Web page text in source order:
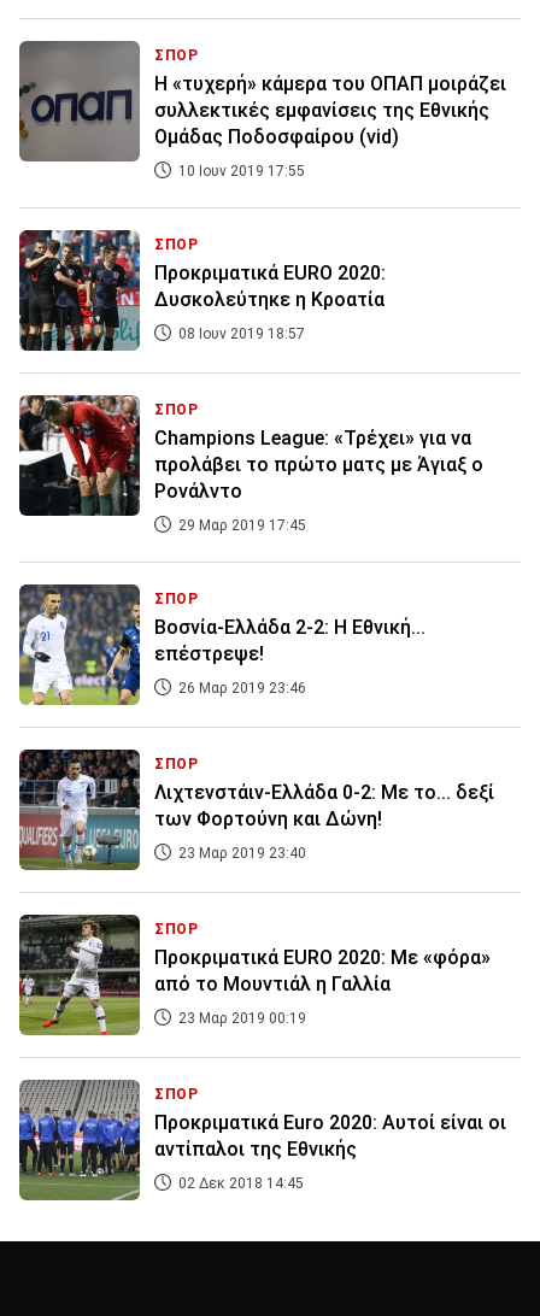
ΣΠΟΡ
Η «τυχερή» κάμερα του ΟΠΑΠ μοιράζει
συλλεκτικές εμφανίσεις της Εθνικής
Ομάδας Ποδοσφαίρου (vid)
10 Ιουν 2019 17:55
ΣΠΟΡ
Προκριματικά EURO 2020:
Δυσκολεύτηκε η Κροατία
08 Ιουν 2019 18:57
ΣΠΟΡ
Champions League: «Τρέχει» για να
προλάβει το πρώτο ματς με Άγιαξ ο
Ρονάλντο
29 Μαρ 2019 17:45
ΣΠΟΡ
Βοσνία-Ελλάδα 2-2: Η Εθνική...
επέστρεψε!
26 Μαρ 2019 23:46
ΣΠΟΡ
Λιχτενστάιν-Ελλάδα 0-2: Με το... δεξί
των Φορτούνη και Δώνη!
23 Μαρ 2019 23:40
ΣΠΟΡ
Προκριματικά EURO 2020: Με «φόρα»
από το Μουντιάλ η Γαλλία
23 Μαρ 2019 00:19
ΣΠΟΡ
Προκριματικά Euro 2020: Αυτοί είναι οι
αντίπαλοι της Εθνικής
02 Δεκ 2018 14:45